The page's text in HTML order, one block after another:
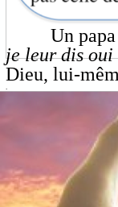
Un
je leur dis oui
Dieu, lui-